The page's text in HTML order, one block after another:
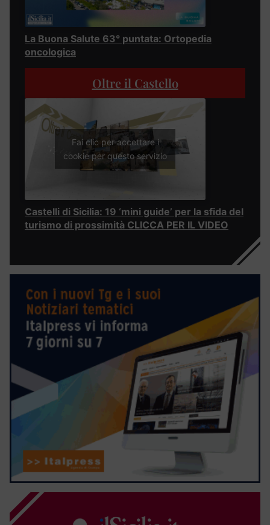
La Buona Salute 63° puntata: Ortopedia
oncologica
Oltre il Castello
Fai clic per accettare i
cookie per questo servizio
Castelli di Sicilia: 19 ‘mini guide’ per la sfida del
turismo di prossimità CLICCA PER IL VIDEO